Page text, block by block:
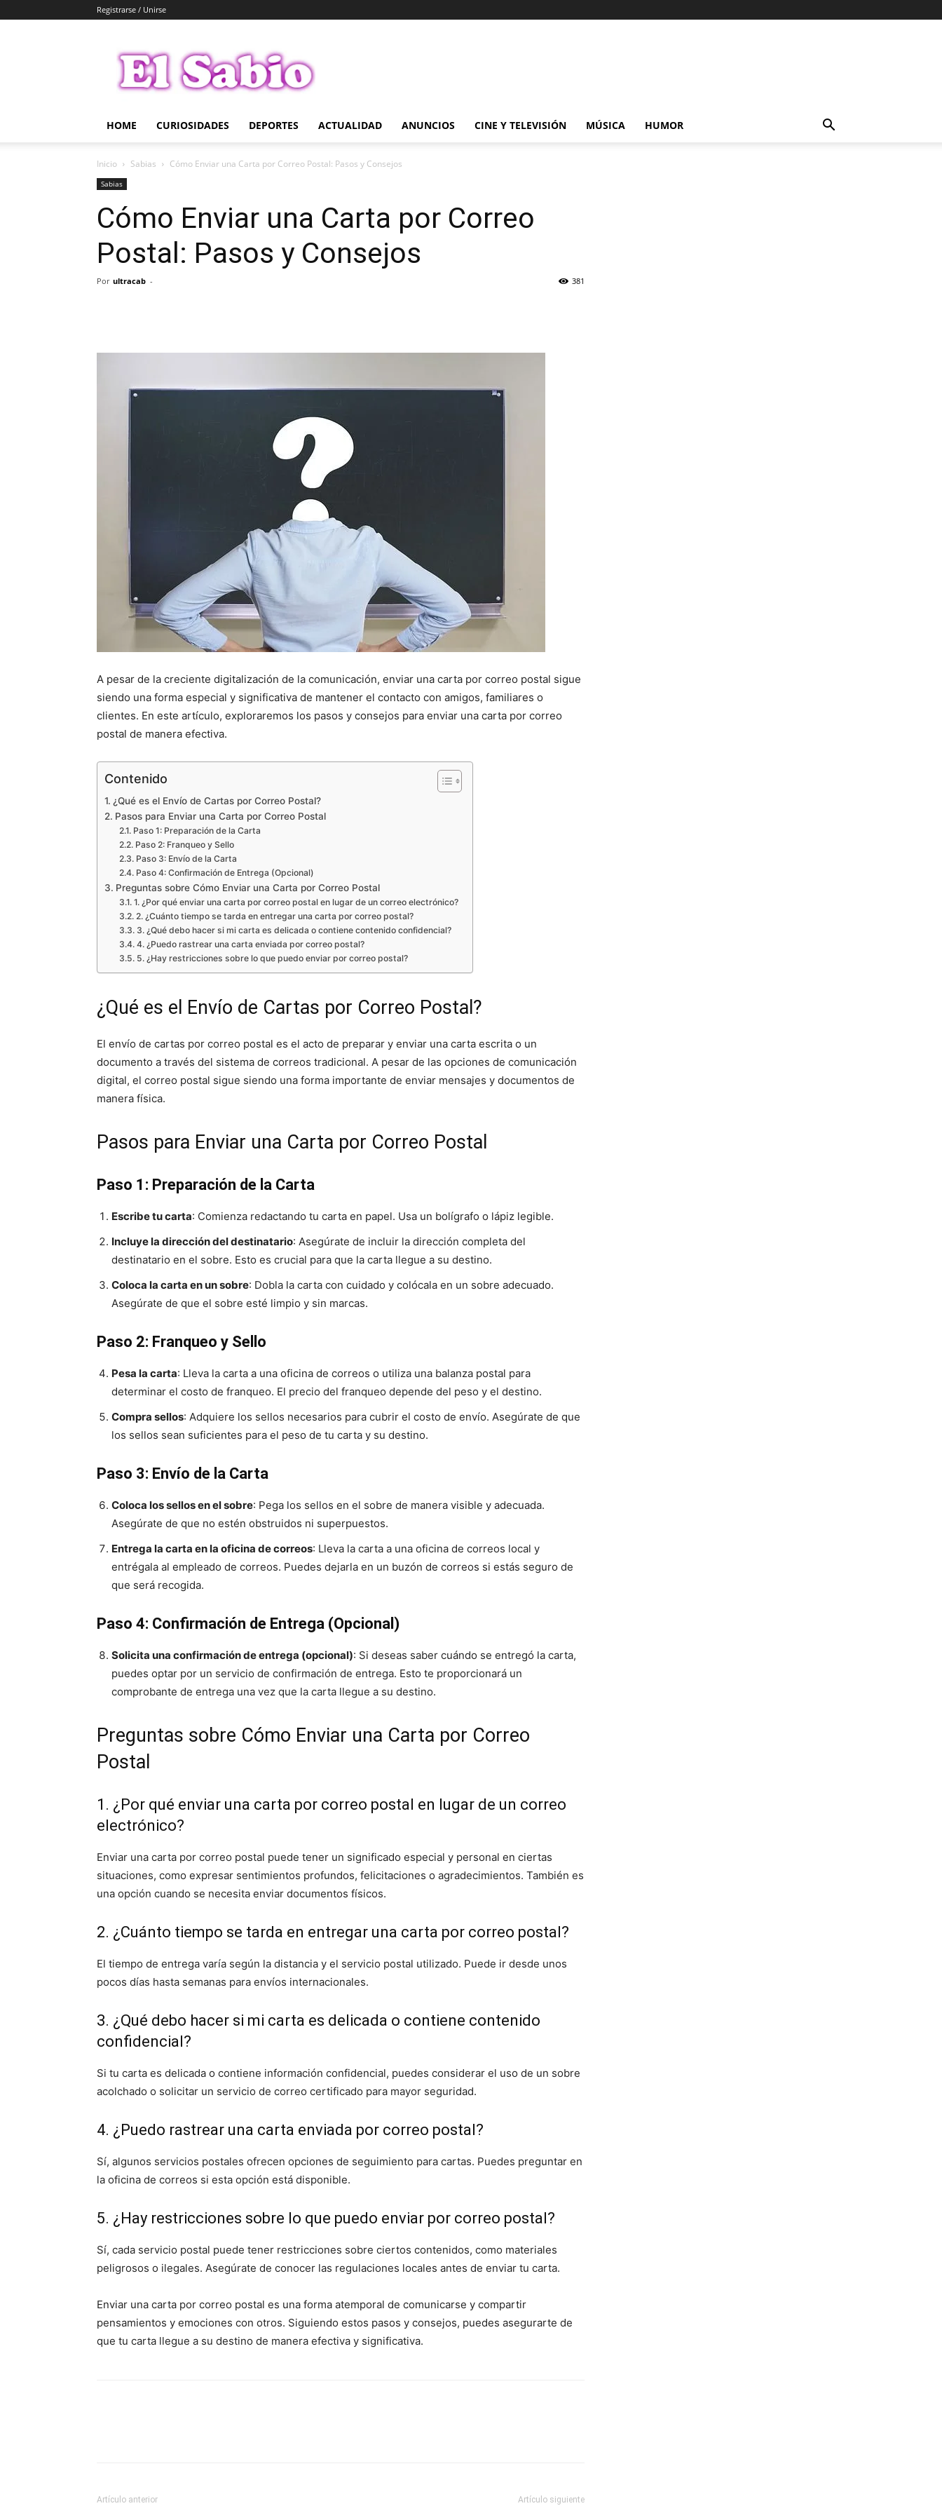
Registrarse / Unirse
Sabio
HOME CURIOSIDADES DEPORTES ACTUALIDAD ANUNCIOS CINE Y TELEVISIÓN MÚSICA HUMOR
Inicio Sabias Cómo Enviar una Carta por Correo Postal: Pasos y Consejos
Sabias
Cómo Enviar una Carta por Correo
Postal: Pasos y Consejos
Por ultracab - 381
A pesar de la creciente digitalización de la comunicación, enviar una carta por correo postal sigue
siendo una forma especial y significativa de mantener el contacto con amigos, familiares o
clientes. En este artículo, exploraremos los pasos y consejos para enviar una carta por correo
postal de manera efectiva.
Contenido
¿Qué es el Envío de Cartas por Correo Postal?
Pasos para Enviar una Carta por Correo Postal
Paso 1: Preparación de la Carta
Paso 2: Franqueo y Sello
Paso 3: Envío de la Carta
Paso 4: Confirmación de Entrega (Opcional)
Preguntas sobre Cómo Enviar una Carta por Correo Postal
1. ¿Por qué enviar una carta por correo postal en lugar de un correo electrónico?
2. ¿Cuánto tiempo se tarda en entregar una carta por correo postal?
3. ¿Qué debo hacer si mi carta es delicada o contiene contenido confidencial?
4. ¿Puedo rastrear una carta enviada por correo postal?
5. ¿Hay restricciones sobre lo que puedo enviar por correo postal?
¿Qué es el Envío de Cartas por Correo Postal?
El envío de cartas por correo postal es el acto de preparar y enviar una carta escrita o un
documento a través del sistema de correos tradicional. A pesar de las opciones de comunicación
digital, el correo postal sigue siendo una forma importante de enviar mensajes y documentos de
manera física.
Pasos para Enviar una Carta por Correo Postal
Paso 1: Preparación de la Carta
Escribe tu carta: Comienza redactando tu carta en papel. Usa un bolígrafo o lápiz legible.
Incluye la dirección del destinatario: Asegúrate de incluir la dirección completa del
destinatario en el sobre. Esto es crucial para que la carta llegue a su destino.
Coloca la carta en un sobre: Dobla la carta con cuidado y colócala en un sobre adecuado.
Asegúrate de que el sobre esté limpio y sin marcas.
Paso 2: Franqueo y Sello
Pesa la carta: Lleva la carta a una oficina de correos o utiliza una balanza postal para
determinar el costo de franqueo. El precio del franqueo depende del peso y el destino.
Compra sellos: Adquiere los sellos necesarios para cubrir el costo de envío. Asegúrate de que
los sellos sean suficientes para el peso de tu carta y su destino.
Paso 3: Envío de la Carta
Coloca los sellos en el sobre: Pega los sellos en el sobre de manera visible y adecuada.
Asegúrate de que no estén obstruidos ni superpuestos.
Entrega la carta en la oficina de correos: Lleva la carta a una oficina de correos local y
entrégala al empleado de correos. Puedes dejarla en un buzón de correos si estás seguro de
que será recogida.
Paso 4: Confirmación de Entrega (Opcional)
Solicita una confirmación de entrega (opcional): Si deseas saber cuándo se entregó la carta,
puedes optar por un servicio de confirmación de entrega. Esto te proporcionará un
comprobante de entrega una vez que la carta llegue a su destino.
Preguntas sobre Cómo Enviar una Carta por Correo
Postal
1. ¿Por qué enviar una carta por correo postal en lugar de un correo
electrónico?
Enviar una carta por correo postal puede tener un significado especial y personal en ciertas
situaciones, como expresar sentimientos profundos, felicitaciones o agradecimientos. También es
una opción cuando se necesita enviar documentos físicos.
2. ¿Cuánto tiempo se tarda en entregar una carta por correo postal?
El tiempo de entrega varía según la distancia y el servicio postal utilizado. Puede ir desde unos
pocos días hasta semanas para envíos internacionales.
3. ¿Qué debo hacer si mi carta es delicada o contiene contenido
confidencial?
Si tu carta es delicada o contiene información confidencial, puedes considerar el uso de un sobre
acolchado o solicitar un servicio de correo certificado para mayor seguridad.
4. ¿Puedo rastrear una carta enviada por correo postal?
Sí, algunos servicios postales ofrecen opciones de seguimiento para cartas. Puedes preguntar en
la oficina de correos si esta opción está disponible.
5. ¿Hay restricciones sobre lo que puedo enviar por correo postal?
Sí, cada servicio postal puede tener restricciones sobre ciertos contenidos, como materiales
peligrosos o ilegales. Asegúrate de conocer las regulaciones locales antes de enviar tu carta.
Enviar una carta por correo postal es una forma atemporal de comunicarse y compartir
pensamientos y emociones con otros. Siguiendo estos pasos y consejos, puedes asegurarte de
que tu carta llegue a su destino de manera efectiva y significativa.
Artículo anterior Artículo siguiente